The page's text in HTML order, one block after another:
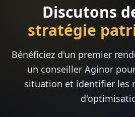
Discutons
stratégie
Bénéficiez d'un premier
un conseiller Aginor
situation et identifier les